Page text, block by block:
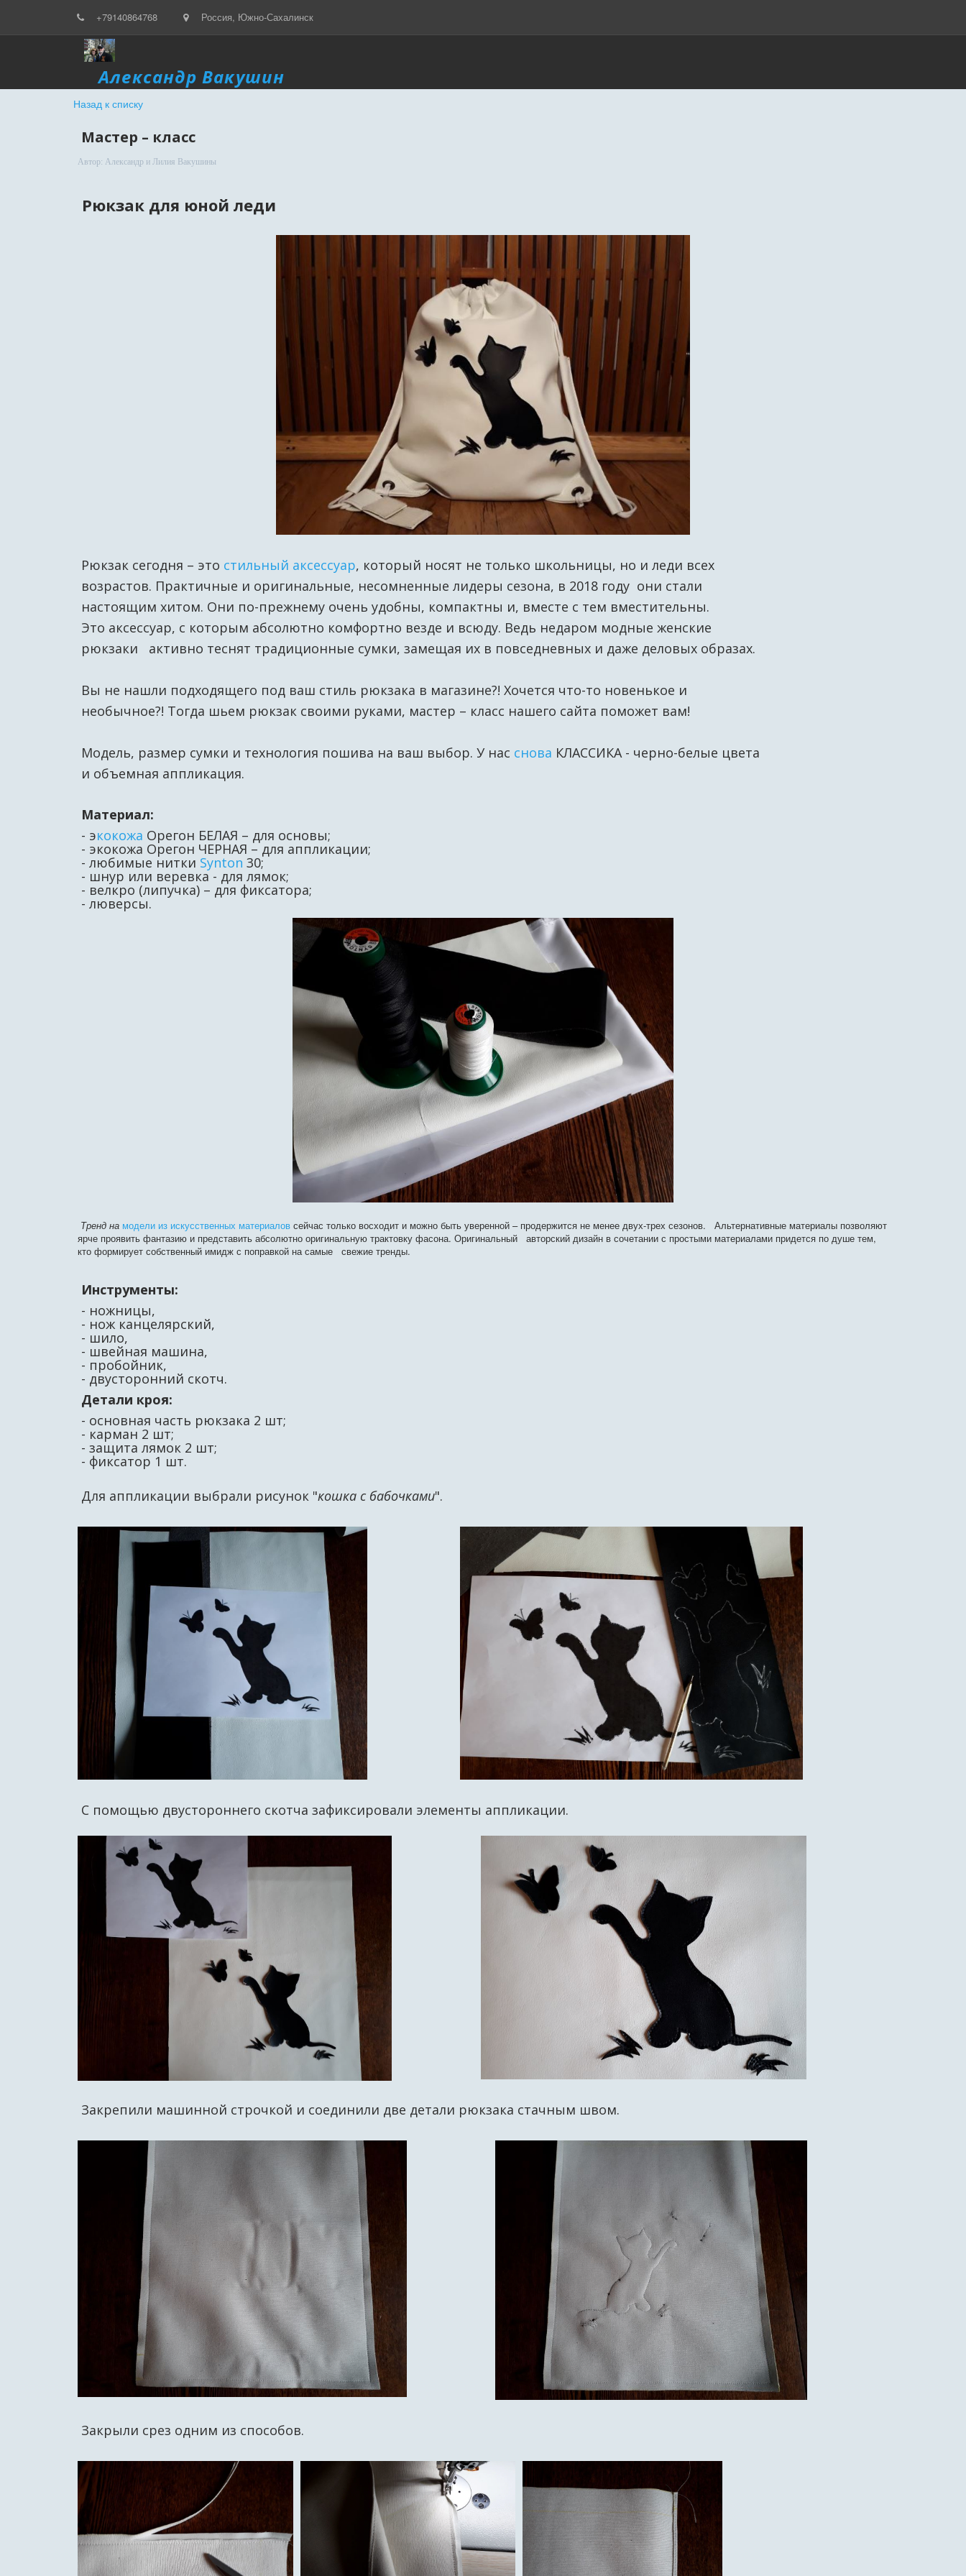
+79140864768 Россия, Южно-Сахалинск
Александр Вакушин
Назад к списку
Мастер – класс
Автор: Александр и Лилия Вакушины
Рюкзак для юной леди
Рюкзак сегодня – это стильный аксессуар, который носят не только школьницы, но и леди всех
возрастов. Практичные и оригинальные, несомненные лидеры сезона, в 2018 году они стали
настоящим хитом. Они по-прежнему очень удобны, компактны и, вместе с тем вместительны.
Это аксессуар, с которым абсолютно комфортно везде и всюду. Ведь недаром модные женские
рюкзаки активно теснят традиционные сумки, замещая их в повседневных и даже деловых образах.
Вы не нашли подходящего под ваш стиль рюкзака в магазине?! Хочется что-то новенькое и
необычное?! Тогда шьем рюкзак своими руками, мастер – класс нашего сайта поможет вам!
Модель, размер сумки и технология пошива на ваш выбор. У нас снова КЛАССИКА - черно-белые цвета
и объемная аппликация.
Материал:
- экокожа Орегон БЕЛАЯ – для основы;
- экокожа Орегон ЧЕРНАЯ – для аппликации;
- любимые нитки Synton 30;
- шнур или веревка - для лямок;
- велкро (липучка) – для фиксатора;
- люверсы.
Тренд на модели из искусственных материалов сейчас только восходит и можно быть уверенной – продержится не менее двух-трех сезонов. Альтернативные материалы позволяют
ярче проявить фантазию и представить абсолютно оригинальную трактовку фасона. Оригинальный авторский дизайн в сочетании с простыми материалами придется по душе тем,
кто формирует собственный имидж с поправкой на самые свежие тренды.
Инструменты:
- ножницы,
- нож канцелярский,
- шило,
- швейная машина,
- пробойник,
- двусторонний скотч.
Детали кроя:
- основная часть рюкзака 2 шт;
- карман 2 шт;
- защита лямок 2 шт;
- фиксатор 1 шт.
Для аппликации выбрали рисунок "кошка с бабочками".
С помощью двустороннего скотча зафиксировали элементы аппликации.
Закрепили машинной строчкой и соединили две детали рюкзака стачным швом.
Закрыли срез одним из способов.